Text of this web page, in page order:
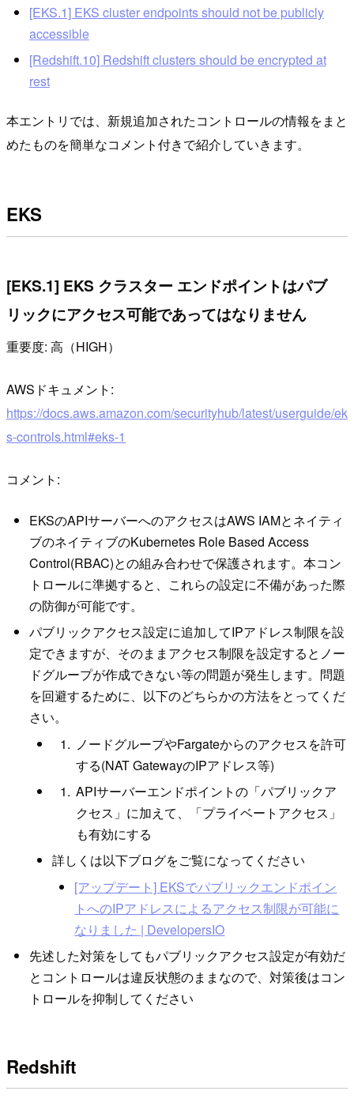
[EKS.1] EKS cluster endpoints should not be publicly
accessible
[Redshift.10] Redshift clusters should be encrypted at
rest
本エントリでは、新規追加されたコントロールの情報をまと
めたものを簡単なコメント付きで紹介していきます。
EKS
[EKS.1] EKS クラスター エンドポイントはパブ
リックにアクセス可能であってはなりません
重要度: 高（HIGH）
AWSドキュメント:
https://docs.aws.amazon.com/securityhub/latest/userguide/ek
s-controls.html#eks-1
コメント:
EKSのAPIサーバーへのアクセスはAWS IAMとネイティ
ブのネイティブのKubernetes Role Based Access
Control(RBAC)との組み合わせで保護されます。本コン
トロールに準拠すると、これらの設定に不備があった際
の防御が可能です。
パブリックアクセス設定に追加してIPアドレス制限を設
定できますが、そのままアクセス制限を設定するとノー
ドグループが作成できない等の問題が発生します。問題
を回避するために、以下のどちらかの方法をとってくだ
さい。
ノードグループやFargateからのアクセスを許可
する(NAT GatewayのIPアドレス等)
APIサーバーエンドポイントの「パブリックア
クセス」に加えて、「プライベートアクセス」
も有効にする
詳しくは以下ブログをご覧になってください
[アップデート] EKSでパブリックエンドポイン
トへのIPアドレスによるアクセス制限が可能に
なりました | DevelopersIO
先述した対策をしてもパブリックアクセス設定が有効だ
とコントロールは違反状態のままなので、対策後はコン
トロールを抑制してください
Redshift